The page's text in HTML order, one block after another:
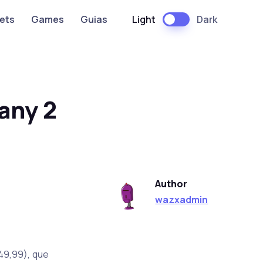
Games Guias Light Dark
2
Author
wazxadmin
que